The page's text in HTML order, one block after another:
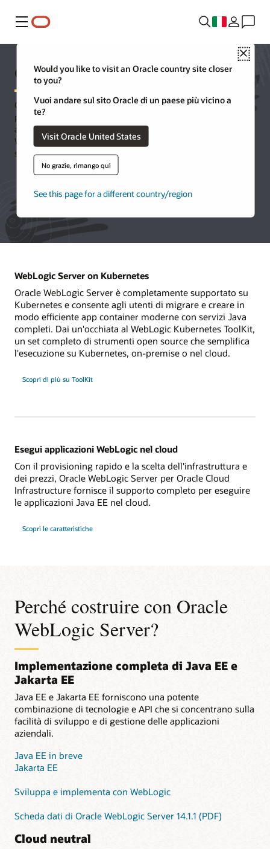
Menu
Close
Would you like to visit an Oracle country site closer
to you?
Vuoi andare sul sito Oracle di un paese più vicino a
te?
Visit Oracle United States
No grazie, rimango qui
See this page for a different country/regionProva Oracle Cloud Free Tier
Oracle WebLogic Server
Oracle WebLogic Server è una piattaforma unificata ed estensibile
per lo sviluppo, la distribuzione e l'esecuzione di applicazioni
aziendali, come Java, per applicazioni on-premise e nel cloud.
Weblogic Server offre un'implementazione robusta, matura e
scalabile di Java Enterprise Edition (EE) e Jakarta EE.
WebLogic Server on Kubernetes
Oracle WebLogic Server è completamente supportato su
Kubernetes e consente agli utenti di migrare e creare in
modo efficiente app container moderne con servizi Java
completi. Dai un'occhiata al WebLogic Kubernetes ToolKit,
un set completo di strumenti open source che semplifica
l'esecuzione su Kubernetes, on-premise o nel cloud.
Scopri di più su ToolKit
Esegui applicazioni WebLogic nel cloud
Con il provisioning rapido e la scelta dell'infrastruttura e
dei prezzi, Oracle WebLogic Server per Oracle Cloud
Infrastructure fornisce il supporto completo per eseguire
le applicazioni Java EE nel cloud.
Scopri le caratteristiche
Perché costruire con Oracle
WebLogic Server?
Implementazione completa di Java EE e
Jakarta EE
Java EE e Jakarta EE forniscono una potente
combinazione di tecnologie e API che si concentrano sulla
facilità di sviluppo e di gestione delle applicazioni
aziendali.
Java EE in breve
Jakarta EE
Sviluppa e implementa con WebLogic
Scheda dati di Oracle WebLogic Server 14.1.1 (PDF)
Cloud neutral